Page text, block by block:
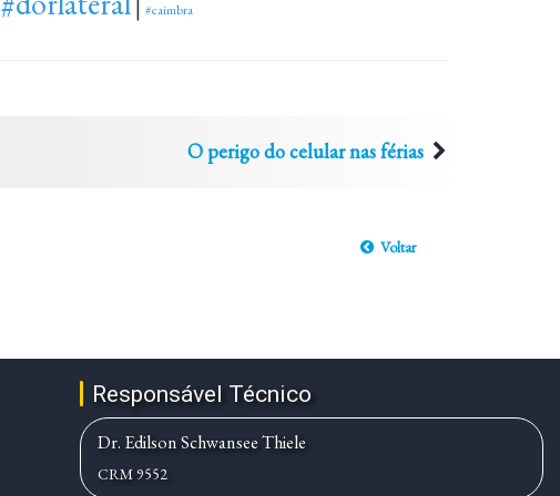
| #caimbra
O perigo do celular nas férias
Voltar
Responsável Técnico
Dr. Edilson Schwansee Thiele
CRM 9552